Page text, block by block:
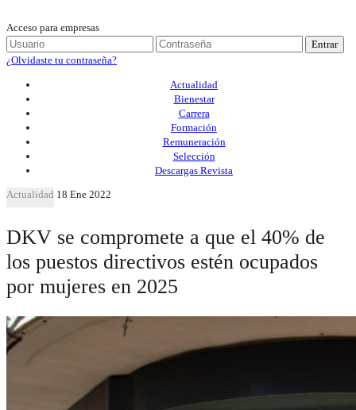
Acceso para empresas
Entrar
¿Olvidaste tu contraseña?
Actualidad
Bienestar
Carrera
Formación
Remuneración
Selección
Descargas Revista
Actualidad 18 Ene 2022
DKV se compromete a que el 40% de
los puestos directivos estén ocupados
por mujeres en 2025